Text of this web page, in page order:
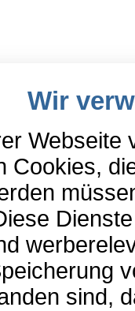
Wir
Webseite
Cookies,
sind,